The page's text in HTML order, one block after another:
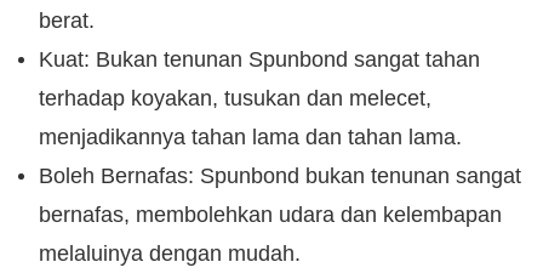
berat.
Kuat: Bukan tenunan Spunbond sangat tahan
terhadap koyakan, tusukan dan melecet,
menjadikannya tahan lama dan tahan lama.
Boleh Bernafas: Spunbond bukan tenunan sangat
bernafas, membolehkan udara dan kelembapan
melaluinya dengan mudah.